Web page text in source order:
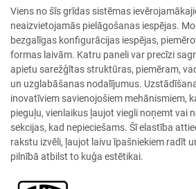
Viens no šīs grīdas sistēmas
neaizvietojamās pielāgošanas iespējas.
bezgalīgas konfigurācijas iespējas,
formas laivām. Katru paneli var precīzi
apietu sarežģītas struktūras, piemēram,
un uzglabāšanas nodalījumus.
inovatīviem savienojošiem mehānismiem,
pieguļu, vienlaikus ļaujot viegli noņemt vai
sekcijas, kad nepieciešams. Šī elastība
rakstu izvēli, ļaujot laivu īpašniekiem radīt
pilnībā atbilst to kuģa estētikai.